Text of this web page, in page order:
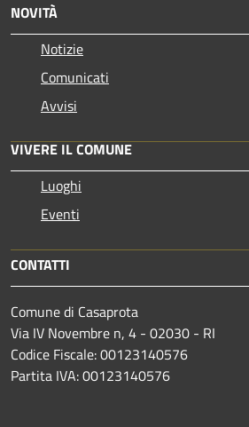
NOVITÀ
Notizie
Comunicati
Avvisi
VIVERE IL COMUNE
Luoghi
Eventi
CONTATTI
Comune di Casaprota
Via IV Novembre n, 4 - 02030 - RI
Codice Fiscale: 00123140576
Partita IVA: 00123140576